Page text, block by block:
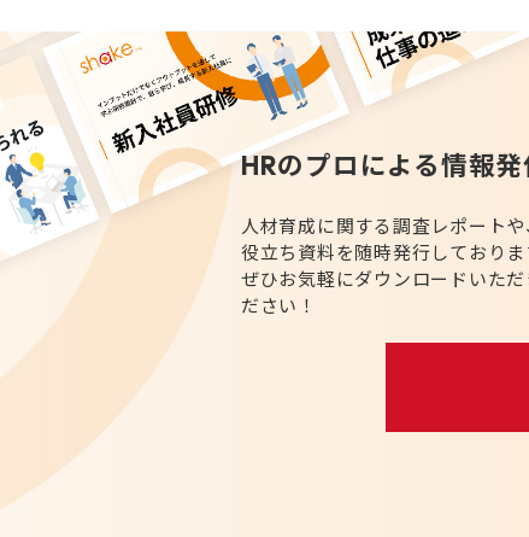
HRのプロによる情報発
人材育成に関する調査レポート
役立ち資料を随時発行しておりま
ぜひお気軽にダウンロードいた
ださい！